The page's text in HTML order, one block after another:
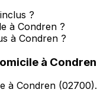
?
à Condren ?
à Condren ?
à Condren
à Condren (02700).